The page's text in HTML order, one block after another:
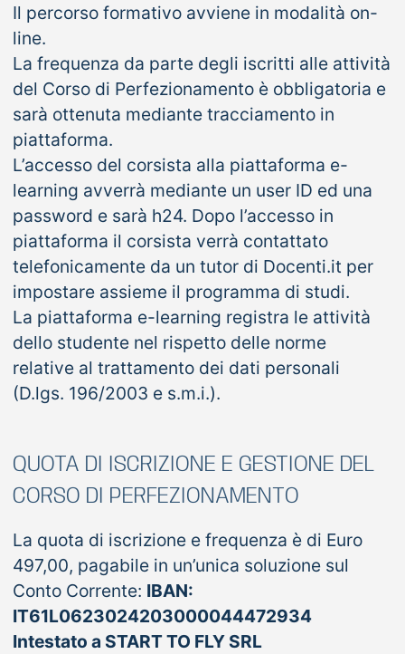
Il percorso formativo avviene in modalità on-
line.
La frequenza da parte degli iscritti alle attività
del Corso di Perfezionamento è obbligatoria e
sarà ottenuta mediante tracciamento in
piattaforma.
L’accesso del corsista alla piattaforma e-
learning avverrà mediante un user ID ed una
password e sarà h24. Dopo l’accesso in
piattaforma il corsista verrà contattato
telefonicamente da un tutor di Docenti.it per
impostare assieme il programma di studi.
La piattaforma e-learning registra le attività
dello studente nel rispetto delle norme
relative al trattamento dei dati personali
(D.lgs. 196/2003 e s.m.i.).
QUOTA DI ISCRIZIONE E GESTIONE DEL
CORSO DI PERFEZIONAMENTO
La quota di iscrizione e frequenza è di Euro
497,00, pagabile in un’unica soluzione sul
Conto Corrente: IBAN:
IT61L0623024203000044472934
Intestato a START TO FLY SRL